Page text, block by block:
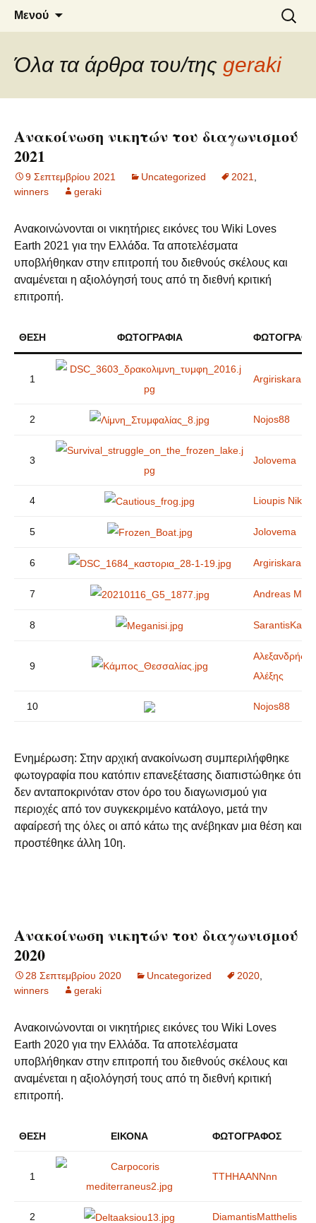
Μετάβαση
Wiki Loves Earth
in Greece
Μενού
για:
Όλα τα άρθρα του/της geraki
Ανακοίνωση νικητών του διαγωνισμού
2021
9 Σεπτεμβρίου 2021 Uncategorized 2021
winners
geraki
Ανακοινώνονται οι νικητήριες εικόνες του Wiki Loves
Earth 2021 για την Ελλάδα. Τα αποτελέσματα
υποβλήθηκαν στην επιτροπή του διεθνούς σκέλους και
αναμένεται η αξιολόγησή τους από τη διεθνή κριτική
επιτροπή.
ΘΈΣΗ ΦΩΤΟΓΡΑΦΙΑ
1
2 Nojos88
3 Jolovema
4 Lioupis
5 Jolovema
6
7 Andreas
8 SarantisKar
9
Αλεξανδρής
Αλέξης
10 Nojos88
Ενημέρωση: Στην αρχική ανακοίνωση συμπεριλήφθηκε
φωτογραφία που κατόπιν επανεξέτασης διαπιστώθηκε ότι
δεν ανταποκρινόταν στον όρο του διαγωνισμού για
περιοχές από τον συγκεκριμένο κατάλογο, μετά την
αφαίρεσή της όλες οι από κάτω της ανέβηκαν μια θέση και
προστέθηκε άλλη 10η.
Ανακοίνωση νικητών του διαγωνισμού
2020
28 Σεπτεμβρίου 2020 Uncategorized 2020
winners
geraki
Ανακοινώνονται οι νικητήριες εικόνες του Wiki Loves
Earth 2020 για την Ελλάδα. Τα αποτελέσματα
υποβλήθηκαν στην επιτροπή του διεθνούς σκέλους και
αναμένεται η αξιολόγησή τους από τη διεθνή κριτική
επιτροπή.
ΘΈΣΗ ΕΙΚΌΝΑ ΦΩΤΟΓΡΆΦΟΣ
1 TTHHAANNnn
2 DiamantisMatthelis